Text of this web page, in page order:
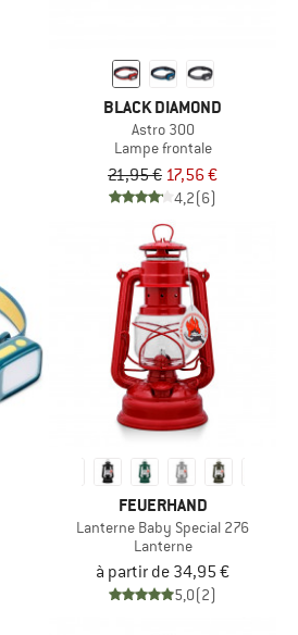
BLACK DIAMOND
Astro 300
Lampe frontale
21,95 € 17,56 €
4,2(6)
FEUERHAND
Lanterne Baby Special 276
Lanterne
à partir de 34,95 €
5,0(2)